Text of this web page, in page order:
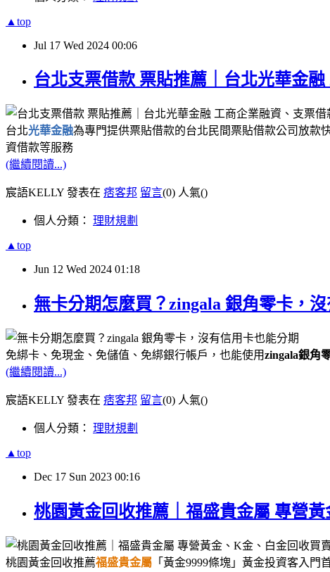
▲top
Jul 17 Wed 2024 00:06
台北支票借款 票貼推薦｜台北光華金
台北光華金融為專門提供票貼借款的台北民間票貼借款公司放款
資借款等服務
(繼續閱讀...)
宸語KELLY 發表在 痞客邦 留言(0) 人氣()
個人分類： 理財規劃
▲top
Jun 12 Wed 2024 01:18
無卡分期怎麼買？zingala 銀角零卡，
免綁卡、免現金、免儲值、免綁銀行帳戶，也能使用zingala銀角
(繼續閱讀...)
宸語KELLY 發表在 痞客邦 留言(0) 人氣()
個人分類： 理財規劃
▲top
Dec 17 Sun 2023 00:16
桃園黃金回收推薦｜福盛貴金屬 專營
桃園黃金回收推薦福盛貴金屬 「黃金9999條塊」黃金投資客入